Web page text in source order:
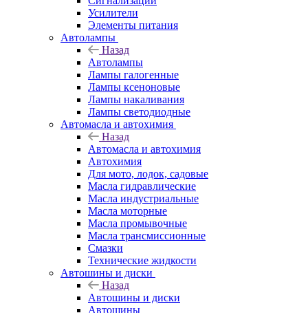
Усилители
Элементы питания
Автолампы
Назад
Автолампы
Лампы галогенные
Лампы ксеноновые
Лампы накаливания
Лампы светодиодные
Автомасла и автохимия
Назад
Автомасла и автохимия
Автохимия
Для мото, лодок, садовые
Масла гидравлические
Масла индустриальные
Масла моторные
Масла промывочные
Масла трансмиссионные
Смазки
Технические жидкости
Автошины и диски
Назад
Автошины и диски
Автошины